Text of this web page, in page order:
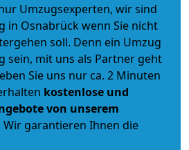
Umzugsexperten, wir sind
in Osnabrück wenn Sie nicht
soll. Denn ein Umzug
sein, mit uns als Partner geht
Sie uns nur ca. 2 Minuten
kostenlose und
von unserem
Wir garantieren Ihnen die